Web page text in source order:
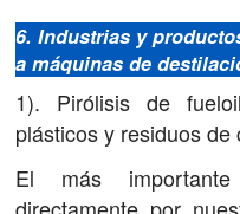
6. Industrias y
a máquinas de
1). Pirólisis de
plásticos y residuos de
El más